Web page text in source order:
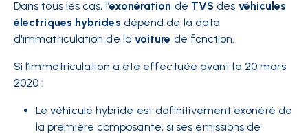
Dans tous les cas, l’exonération de TVSdes véhicules
électriques hybrides dépend de la date
d'immatriculation de la voiture de fonction.
Si l’immatriculation a été effectuée avant le 20 mars
2020 :
Le véhicule hybride est définitivement exonéré de
la première composante, si ses émissions de